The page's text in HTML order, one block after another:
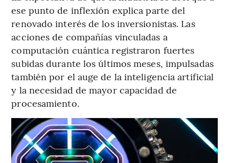
ese punto de inflexión explica parte del
renovado interés de los inversionistas. Las
acciones de compañías vinculadas a
computación cuántica registraron fuertes
subidas durante los últimos meses, impulsadas
también por el auge de la inteligencia artificial
y la necesidad de mayor capacidad de
procesamiento.